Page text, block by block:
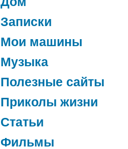
Записки
Мои машины
Музыка
Полезные сайты
Приколы жизни
Статьи
Фильмы